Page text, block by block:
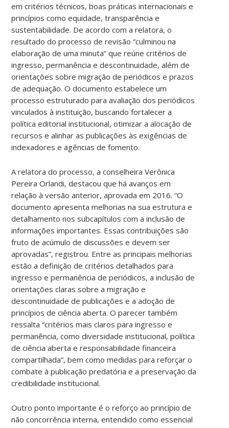
em critérios técnicos, boas práticas internacionais e
princípios como equidade, transparência e
sustentabilidade. De acordo com a relatora, o
resultado do processo de revisão “culminou na
elaboração de uma minuta” que reúne critérios de
ingresso, permanência e descontinuidade, além de
orientações sobre migração de periódicos e prazos
de adequação. O documento estabelece um
processo estruturado para avaliação dos periódicos
vinculados à instituição, buscando fortalecer a
política editorial institucional, otimizar a alocação de
recursos e alinhar as publicações às exigências de
indexadores e agências de fomento.
A relatora do processo, a conselheira Verônica
Pereira Orlandi, destacou que há avanços em
relação à versão anterior, aprovada em 2016. “O
documento apresenta melhorias na sua estrutura e
detalhamento nos subcapítulos com a inclusão de
informações importantes. Essas contribuições são
fruto de acúmulo de discussões e devem ser
aprovadas”, registrou. Entre as principais melhorias
estão a definição de critérios detalhados para
ingresso e permanência de periódicos, a inclusão de
orientações claras sobre a migração e
descontinuidade de publicações e a adoção de
princípios de ciência aberta. O parecer também
ressalta “critérios mais claros para ingresso e
permanência, como diversidade institucional, política
de ciência aberta e responsabilidade financeira
compartilhada”, bem como medidas para reforçar o
combate à publicação predatória e a preservação da
credibilidade institucional.
Outro ponto importante é o reforço ao princípio de
não concorrência interna, entendido como essencial